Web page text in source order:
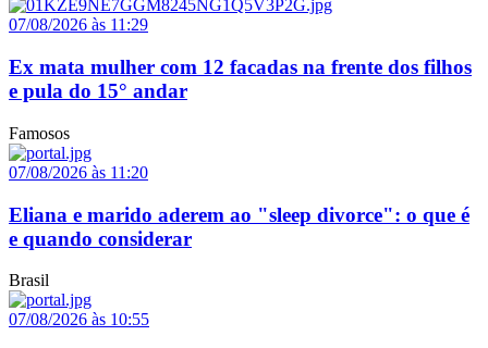
07/08/2026 às 11:29
Ex mata mulher com 12 facadas na frente dos filhos
e pula do 15° andar
Famosos
07/08/2026 às 11:20
Eliana e marido aderem ao "sleep divorce": o que é
e quando considerar
Brasil
07/08/2026 às 10:55